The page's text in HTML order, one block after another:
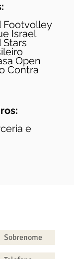
Footvolley
Israel
Stars
Open
Contra
e